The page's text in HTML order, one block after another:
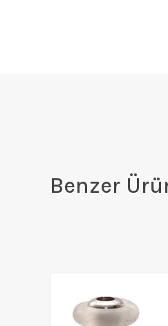
Benzer